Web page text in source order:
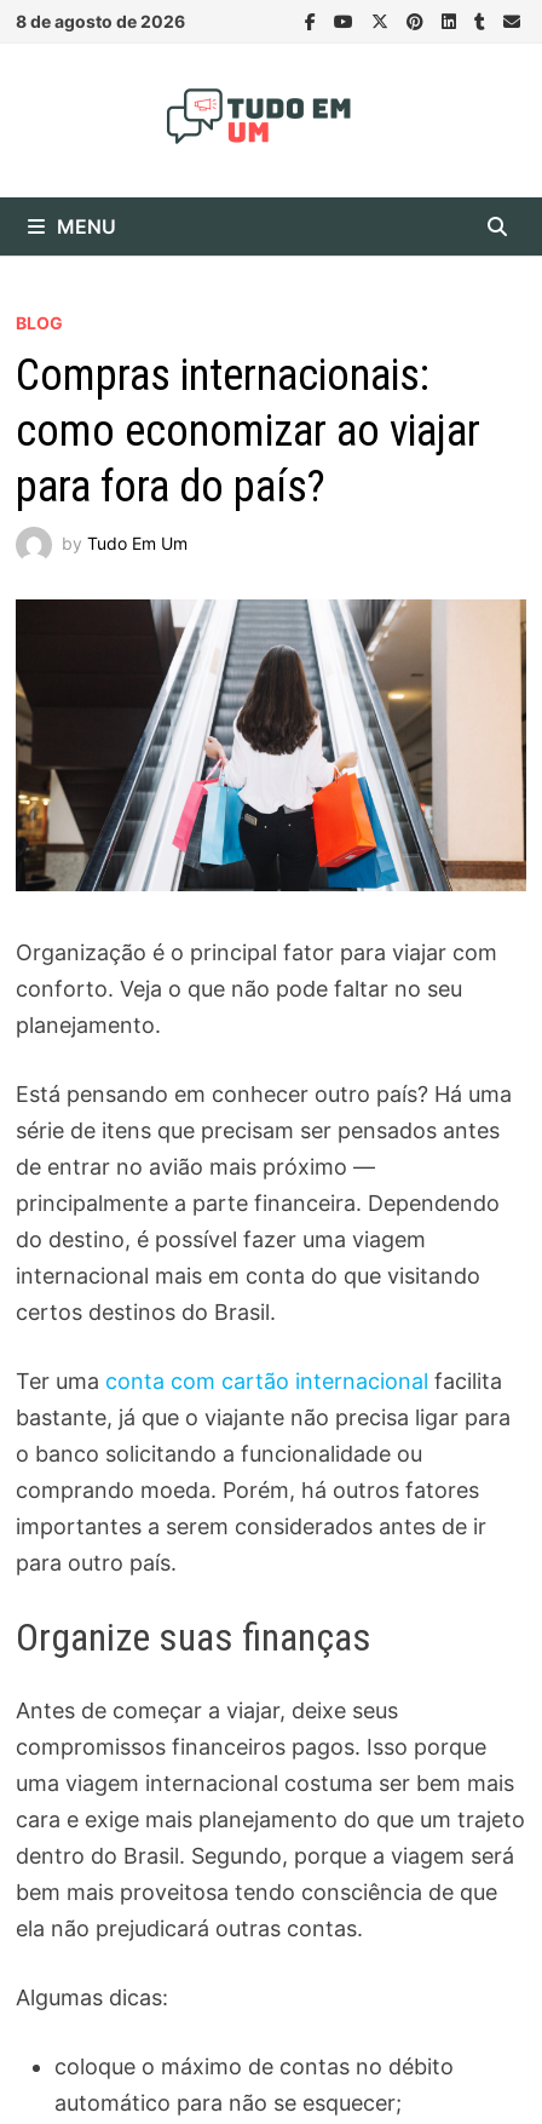
Skip
8 de agosto de 2026
MENU
BLOG
Compras internacionais:
como economizar ao viajar
para fora do país?
by Tudo Em Um
Organização é o principal fator para viajar com
conforto. Veja o que não pode faltar no seu
planejamento.
Está pensando em conhecer outro país? Há uma
série de itens que precisam ser pensados antes
de entrar no avião mais próximo —
principalmente a parte financeira. Dependendo
do destino, é possível fazer uma viagem
internacional mais em conta do que visitando
certos destinos do Brasil.
Ter uma conta com cartão internacional facilita
bastante, já que o viajante não precisa ligar para
o banco solicitando a funcionalidade ou
comprando moeda. Porém, há outros fatores
importantes a serem considerados antes de ir
para outro país.
Organize suas finanças
Antes de começar a viajar, deixe seus
compromissos financeiros pagos. Isso porque
uma viagem internacional costuma ser bem mais
cara e exige mais planejamento do que um trajeto
dentro do Brasil. Segundo, porque a viagem será
bem mais proveitosa tendo consciência de que
ela não prejudicará outras contas.
Algumas dicas:
coloque o máximo de contas no débito
automático para não se esquecer;